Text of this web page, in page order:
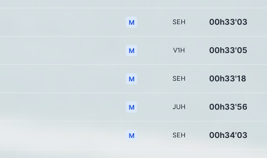
M SEH 00h33'03
M V1H 00h33'05
M SEH 00h33'18
M JUH 00h33'56
M SEH 00h34'03